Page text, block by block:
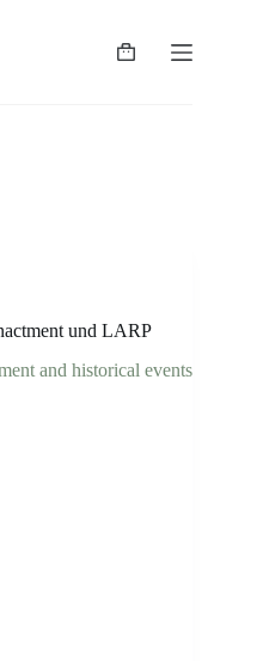
Shopping
und LARP